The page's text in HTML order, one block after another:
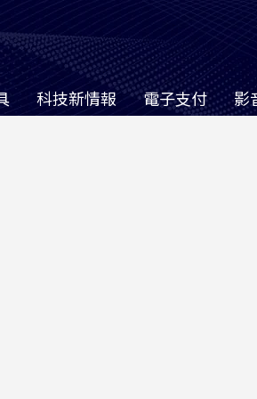
科技新情報 電子支付 影